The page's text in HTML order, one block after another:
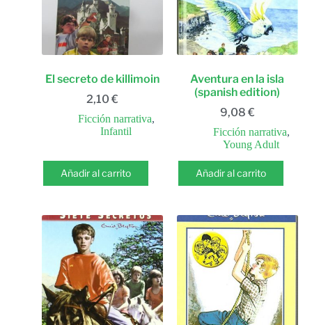
El secreto de killimoin
2,10 €
Ficción narrativa,
Infantil
Añadir al carrito
Aventura en la isla
(spanish edition)
9,08 €
Ficción narrativa,
Young Adult
Añadir al carrito